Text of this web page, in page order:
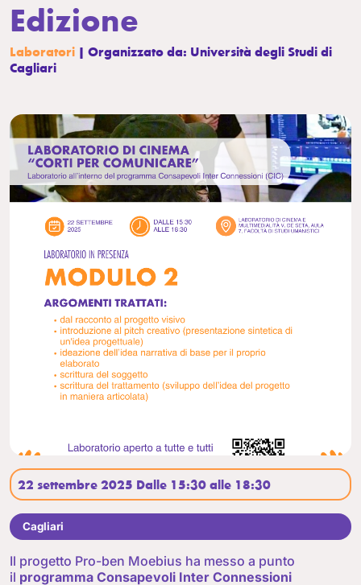
Edizione
Laboratori | Organizzato da: Università degli Studi di
Cagliari
22 settembre 2025 Dalle 15:30 alle 18:30
Cagliari
Il progetto Pro-ben Moebius ha messo a punto
il programma Consapevoli Inter Connessioni